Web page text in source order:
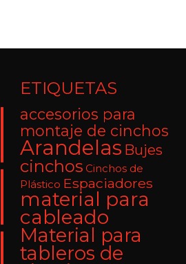
ETIQUETAS
accesorios para
montaje de cinchos
Arandelas Bujes
cinchos Cinchos de
Plástico Espaciadores
material para
cableado
Material para
tableros de